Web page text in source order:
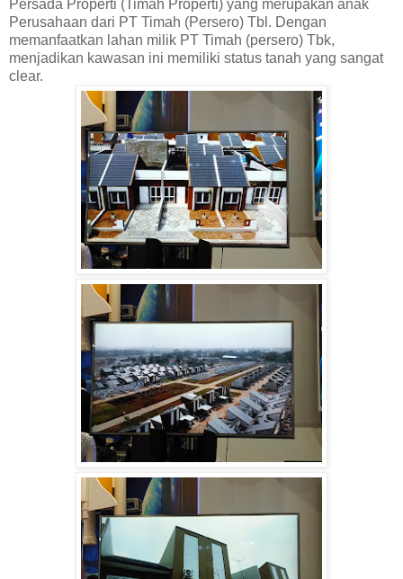
Persada Properti (Timah Properti) yang merupakan anak
Perusahaan dari PT Timah (Persero) Tbl. Dengan
memanfaatkan lahan milik PT Timah (persero) Tbk,
menjadikan kawasan ini memiliki status tanah yang sangat
clear.